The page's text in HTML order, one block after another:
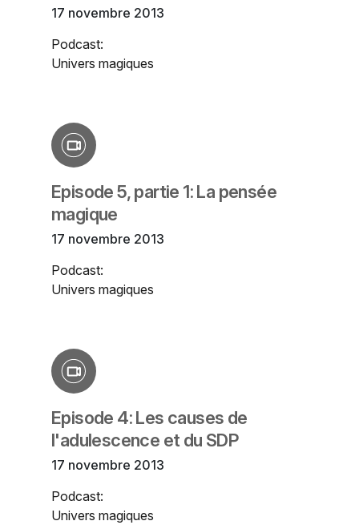
17 novembre 2013
Podcast:
Univers magiques
Episode 5, partie 1: La pensée
magique
17 novembre 2013
Podcast:
Univers magiques
Episode 4: Les causes de
l'adulescence et du SDP
17 novembre 2013
Podcast:
Univers magiques